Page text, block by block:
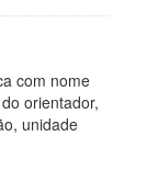
com nome
orientador,
unidade